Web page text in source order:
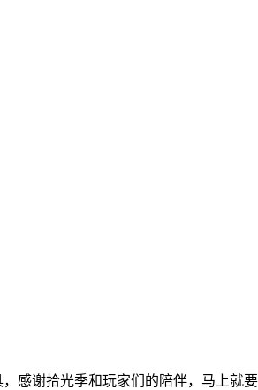
谢拾光季和玩家们的陪伴，马上就